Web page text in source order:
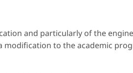
and particularly of the
modification to the academic